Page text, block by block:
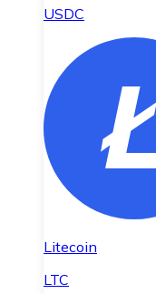
USDC
Litecoin
LTC